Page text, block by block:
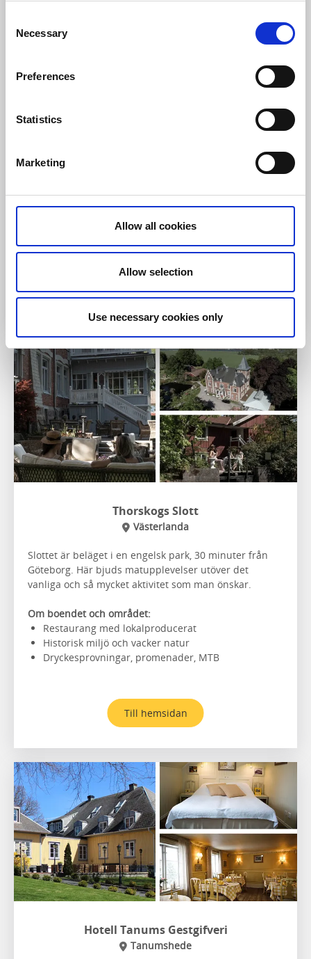
Selection
Necessary
Preferences
Statistics
Marketing
Allow all cookies
Allow selection
Use necessary cookies only
Här bor du på vandrarhem i herrgårdsmiljö i Ödsmål,
nära havet och Stenungsund. Här erbjuds en
Historisk herrgård från 1800-talet
Lunchrestaurang
Gemensamt kök för självhushåll
Till hemsidan
Thorskogs Slott
Västerlanda
Slottet är beläget i en engelsk park, 30 minuter från
Göteborg. Här bjuds matupplevelser utöver det
vanliga och så mycket aktivitet som man önskar.
Om boendet och området:
Restaurang med lokalproducerat
Historisk miljö och vacker natur
Dryckesprovningar, promenader, MTB
Till hemsidan
Hotell Tanums Gestgifveri
Tanumshede